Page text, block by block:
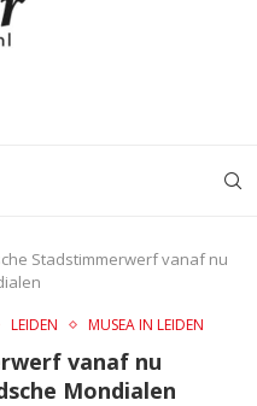
Stadstimmerwerf vanaf nu
LEIDEN MUSEA IN LEIDEN
vanaf nu
Mondialen